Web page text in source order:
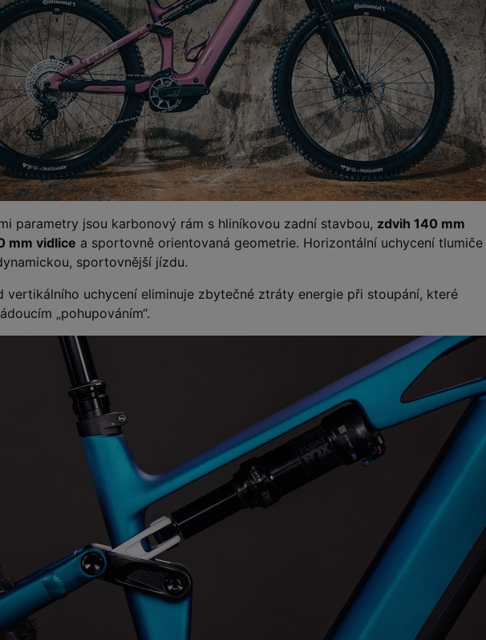
parametry jsou karbonový rám s hliníkovou zadní stavbou, zdvih 140 mm
mm vidlice a sportovně orientovaná geometrie. Horizontální uchycení tlumiče
sportovnější jízdu.
vertikálního uchycení eliminuje zbytečné ztráty energie při stoupání, které
„pohupováním“.